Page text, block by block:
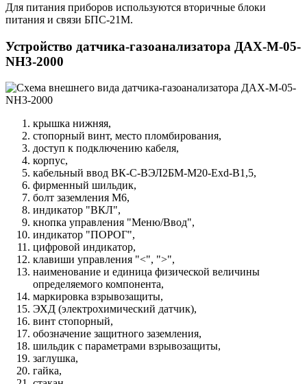
Для питания приборов используются вторичные блоки
питания и связи БПС-21М.
Устройство датчика-газоанализатора ДАХ-М-05-
NH3-2000
крышка нижняя,
стопорный винт, место пломбирования,
доступ к подключению кабеля,
корпус,
кабельный ввод ВК-С-ВЭЛ2БМ-М20-Exd-В1,5,
фирменный шильдик,
болт заземления М6,
индикатор "ВКЛ",
кнопка управления "Меню/Ввод",
индикатор "ПОРОГ",
цифровой индикатор,
клавиши управления "<", ">",
наименование и единица физической величины
определяемого компонента,
маркировка взрывозащиты,
ЭХД (электрохимический датчик),
винт стопорный,
обозначение защитного заземления,
шильдик с параметрами взрывозащиты,
заглушка,
гайка,